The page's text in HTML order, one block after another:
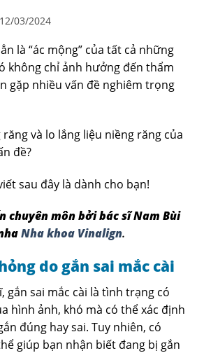
12/03/2024
là “ác mộng” của tất cả những
không chỉ ảnh hưởng đến thẩm
gặp nhiều vấn đề nghiêm trọng
và lo lắng liệu niềng răng của
đề?
sau đây là dành cho bạn!
chuyên môn bởi bác sĩ Nam Bùi
Nha khoa Vinalign.
do gắn sai mắc cài
gắn sai mắc cài là tình trạng có
hình ảnh, khó mà có thể xác định
đúng hay sai. Tuy nhiên, có
giúp bạn nhận biết đang bị gắn